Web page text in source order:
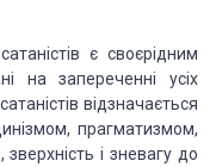
є своєрідним
на запереченні усіх
відзначається
прагматизмом,
зверхність і зневагу до